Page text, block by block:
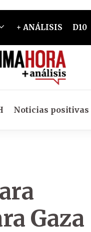
+ ANÁLISIS D10
Noticias positivas
Gaza